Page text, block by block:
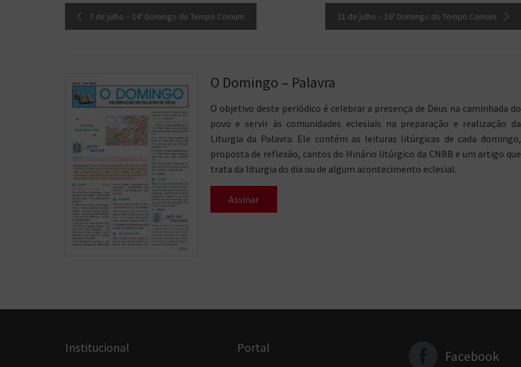
7 de julho – 14º Domingo do Tempo Comum 21 de julho – 16º Domingo do Tempo Comum
O Domingo – Palavra
O objetivo deste periódico é celebrar a presença de Deus na caminhada do
povo e servir às comunidades eclesiais na preparação e realização da
Liturgia da Palavra. Ele contém as leituras litúrgicas de cada domingo,
proposta de reflexão, cantos do Hinário litúrgico da CNBB e um artigo que
trata da liturgia do dia ou de algum acontecimento eclesial.
Assinar
Institucional Portal
Facebook